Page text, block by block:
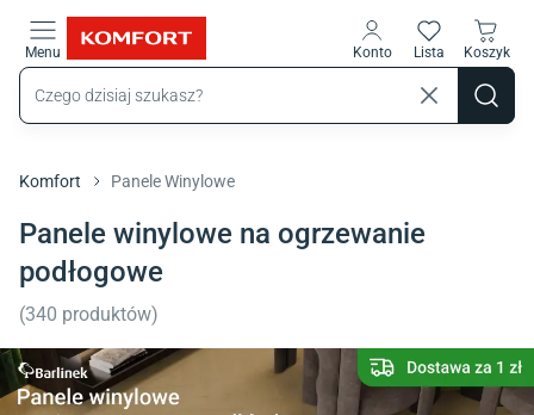
Menu Konto Lista Koszyk
Komfort Panele Winylowe
Panele winylowe na ogrzewanie
podłogowe
(340 produktów)